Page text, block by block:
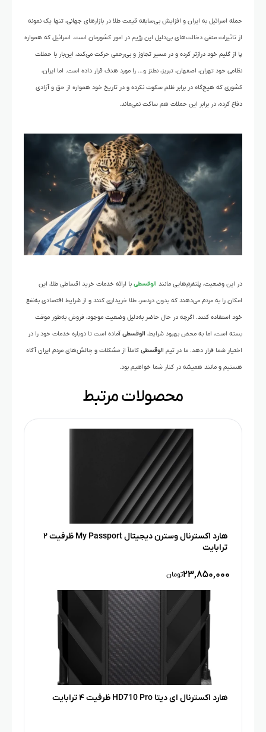
حمله اسرائیل به ایران و افزایش بی‌سابقه قیمت طلا در بازارهای جهانی، تنها یک نمونه
از تاثیرات منفی دخالت‌های بی‌دلیل این رژیم در امور کشورمان است. اسرائیل که همواره
پا از گلیم خود درازتر کرده و در مسیر تجاوز و بی‌رحمی حرکت می‌کند، این‌بار با حملات
نظامی خود تهران، اصفهان، تبریز، نطنز و… را مورد هدف قرار داده است. اما ایران،
کشوری که هیچ‌گاه در برابر ظلم سکوت نکرده و در تاریخ خود همواره از حق و آزادی
دفاع کرده، در برابر این حملات هم ساکت نمی‌ماند.
در این وضعیت، پلتفرم‌هایی مانند الوقسطی با ارائه خدمات خرید اقساطی طلا، این
امکان را به مردم می‌دهند که بدون دردسر، طلا خریداری کنند و از شرایط اقتصادی به‌نفع
خود استفاده کنند. اگرچه در حال حاضر به‌دلیل وضعیت موجود، فروش به‌طور موقت
بسته است، اما به محض بهبود شرایط، الوقسطی آماده است تا دوباره خدمات خود را در
اختیار شما قرار دهد. ما در تیم الوقسطی کاملاً از مشکلات و چالش‌های مردم ایران آگاه
هستیم و مانند همیشه در کنار شما خواهیم بود.
محصولات مرتبط
هارد اکسترنال وسترن دیجیتال My Passport ظرفیت ۲
ترابایت
۲۳,۸۵۰,۰۰۰تومان
هارد اکسترنال ای دیتا HD710 Pro ظرفیت ۴ ترابایت